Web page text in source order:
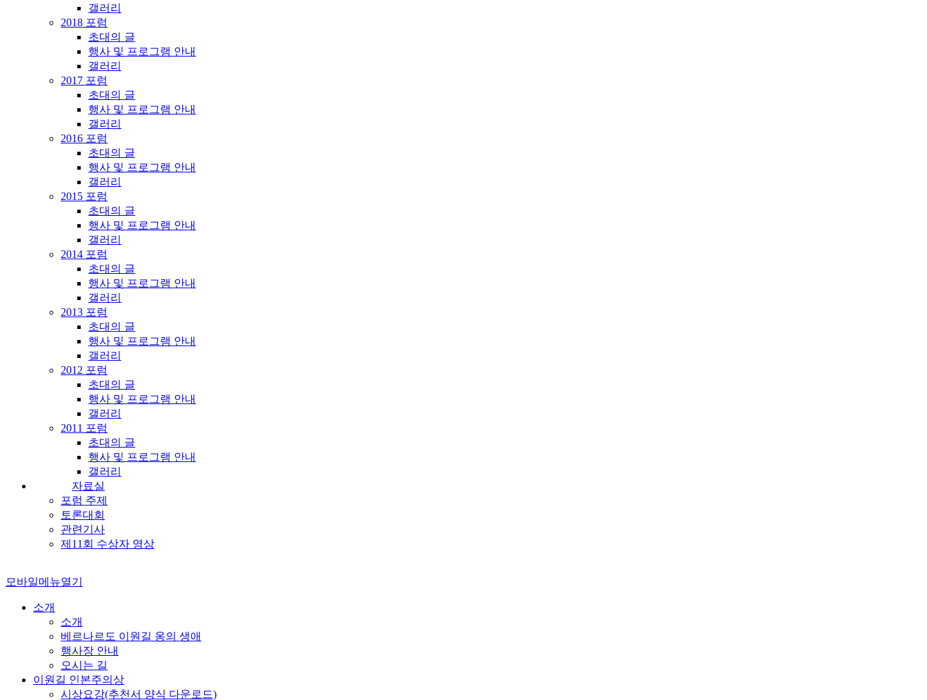
갤러리
2018 포럼
초대의 글
행사 및 프로그램 안내
갤러리
2017 포럼
초대의 글
행사 및 프로그램 안내
갤러리
2016 포럼
초대의 글
행사 및 프로그램 안내
갤러리
2015 포럼
초대의 글
행사 및 프로그램 안내
갤러리
2014 포럼
초대의 글
행사 및 프로그램 안내
갤러리
2013 포럼
초대의 글
행사 및 프로그램 안내
갤러리
2012 포럼
초대의 글
행사 및 프로그램 안내
갤러리
2011 포럼
초대의 글
행사 및 프로그램 안내
갤러리
자료실
포럼 주제
토론대회
관련기사
제11회 수상자 영상
모바일메뉴열기
소개
소개
베르나르도 이원길 옹의 생애
행사장 안내
오시는 길
이원길 인본주의상
시상요강(추천서 양식 다운로드)